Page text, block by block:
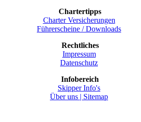
Chartertipps
Charter Versicherungen
Führerscheine / Downloads
Rechtliches
Impressum
Datenschutz
Infobereich
Skipper Info's
Über uns | Sitemap